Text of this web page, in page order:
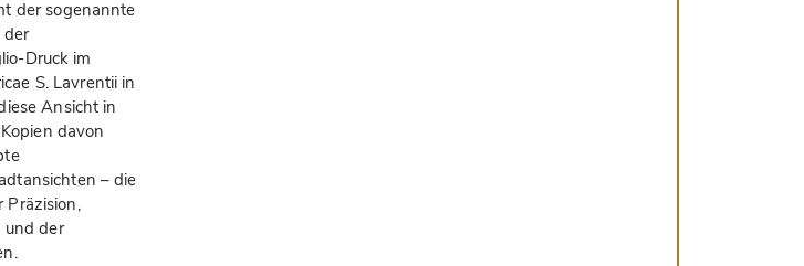
der sogenannte
der
Druck im
S. Lavrentii in
Ansicht in
davon
– die
Präzision,
und der